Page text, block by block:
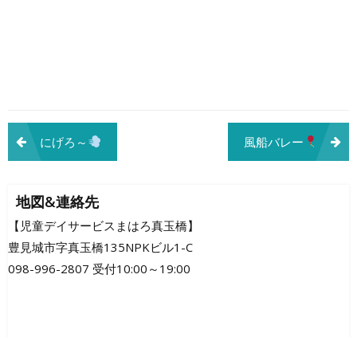
投
稿
ナ
ビ
ゲ
にげろ～ 風船バレー
地図&連絡先
【児童デイサービスまはろ真玉橋】
豊見城市字真玉橋135NPKビル1-C
098-996-2807 受付10:00～19:00